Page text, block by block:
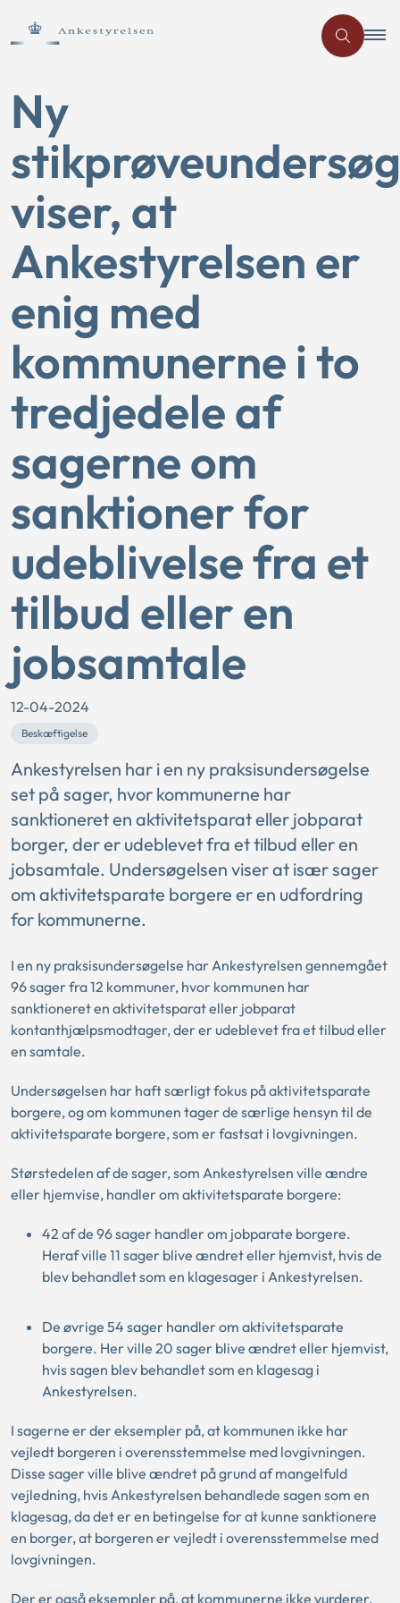
Ny
viser, at
Ankestyrelsen er
enig med
kommunerne i to
tredjedele af
sagerne om
sanktioner for
udeblivelse fra et
tilbud eller en
jobsamtale
12-04-2024
Beskæftigelse
Ankestyrelsen har i en ny praksisundersøgelse
set på sager, hvor kommunerne har
sanktioneret en aktivitetsparat eller jobparat
borger, der er udeblevet fra et tilbud eller en
jobsamtale. Undersøgelsen viser at især sager
om aktivitetsparate borgere er en udfordring
for kommunerne.
I en ny praksisundersøgelse har Ankestyrelsen gennemgået
96 sager fra 12 kommuner, hvor kommunen har
sanktioneret en aktivitetsparat eller jobparat
kontanthjælpsmodtager, der er udeblevet fra et tilbud eller
en samtale.
Undersøgelsen har haft særligt fokus på aktivitetsparate
borgere, og om kommunen tager de særlige hensyn til de
aktivitetsparate borgere, som er fastsat i lovgivningen.
Størstedelen af de sager, som Ankestyrelsen ville ændre
eller hjemvise, handler om aktivitetsparate borgere:
42 af de 96 sager handler om jobparate borgere.
Heraf ville 11 sager blive ændret eller hjemvist, hvis de
blev behandlet som en klagesager i Ankestyrelsen.
De øvrige 54 sager handler om aktivitetsparate
borgere. Her ville 20 sager blive ændret eller hjemvist,
hvis sagen blev behandlet som en klagesag i
Ankestyrelsen.
I sagerne er der eksempler på, at kommunen ikke har
vejledt borgeren i overensstemmelse med lovgivningen.
Disse sager ville blive ændret på grund af mangelfuld
vejledning, hvis Ankestyrelsen behandlede sagen som en
klagesag, da det er en betingelse for at kunne sanktionere
en borger, at borgeren er vejledt i overensstemmelse med
lovgivningen.
Der er også eksempler på, at kommunerne ikke vurderer,